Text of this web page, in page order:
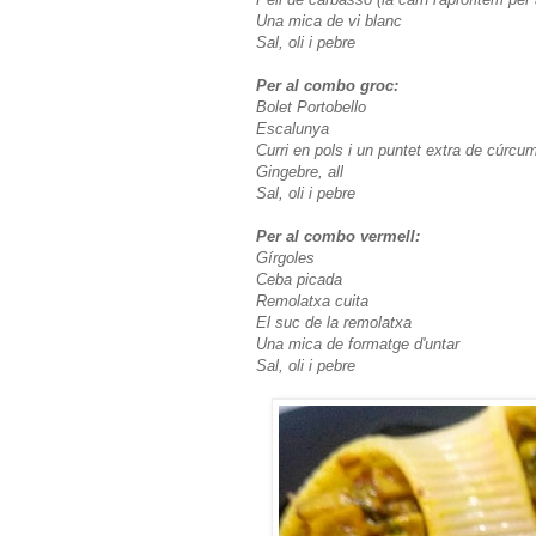
Una mica de vi blanc
Sal, oli i pebre
Per al combo groc:
Bolet Portobello
Escalunya
Curri en pols i un puntet extra de
Gingebre, all
Sal, oli i pebre
Per al combo vermell:
Gírgoles
Ceba picada
Remolatxa cuita
El suc de la remolatxa
Una mica de formatge d'untar
Sal, oli i pebre